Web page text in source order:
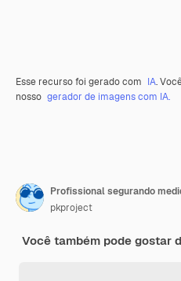
Esse recurso foi gerado com IA.
nosso gerador de imagens com IA.
pkproject
Você também pode gostar